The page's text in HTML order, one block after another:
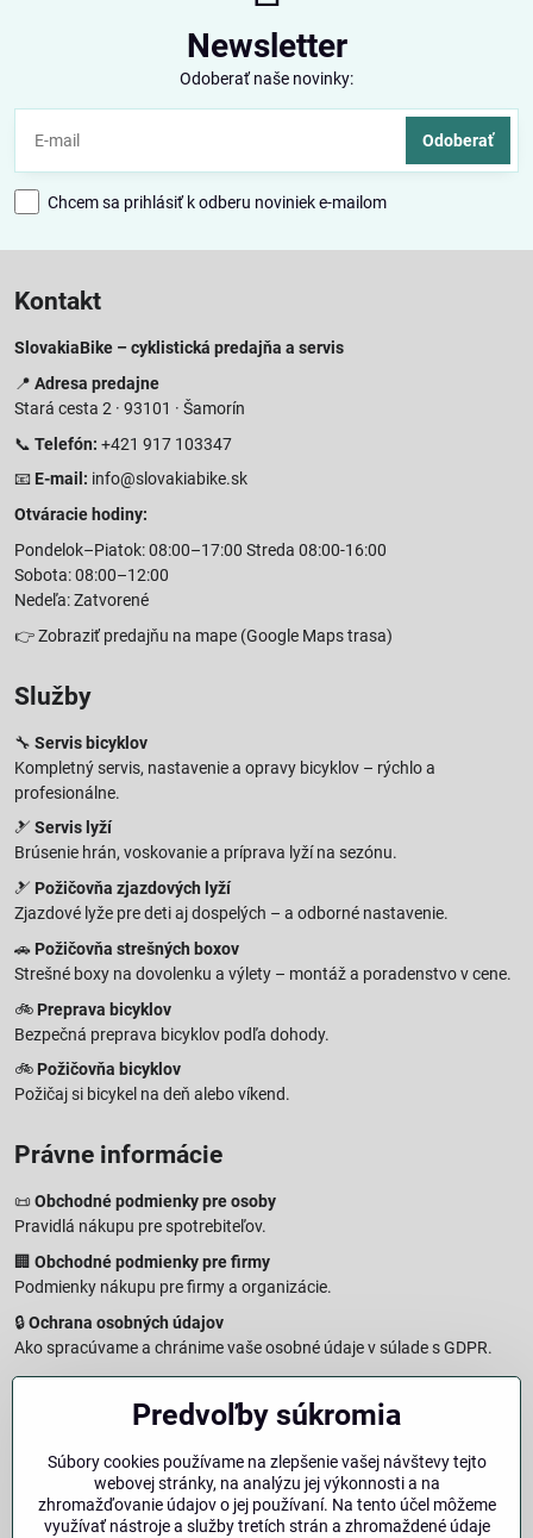
Newsletter
Odoberať naše novinky:
Odoberať
Chcem sa prihlásiť k odberu noviniek e-mailom
Kontakt
SlovakiaBike – cyklistická predajňa a servis
📍 Adresa predajne
Stará cesta 2 · 93101 · Šamorín
📞 Telefón: +421 917 103347
📧 E-mail: info@slovakiabike.sk
Otváracie hodiny:
Pondelok–Piatok: 08:00–17:00 Streda 08:00-16:00
Sobota: 08:00–12:00
Nedeľa: Zatvorené
👉Zobraziť predajňu na mape (Google Maps trasa)
Služby
🔧 Servis bicyklov
Kompletný servis, nastavenie a opravy bicyklov – rýchlo a
profesionálne.
🎿 Servis lyží
Brúsenie hrán, voskovanie a príprava lyží na sezónu.
🎿 Požičovňa zjazdových lyží
Zjazdové lyže pre deti aj dospelých – a odborné nastavenie.
🚗 Požičovňa strešných boxov
Strešné boxy na dovolenku a výlety – montáž a poradenstvo v cene.
🚲 Preprava bicyklov
Bezpečná preprava bicyklov podľa dohody.
🚲 Požičovňa bicyklov
Požičaj si bicykel na deň alebo víkend.
Právne informácie
📜 Obchodné podmienky pre osoby
Pravidlá nákupu pre spotrebiteľov.
🏢 Obchodné podmienky pre firmy
Podmienky nákupu pre firmy a organizácie.
🔒Ochrana osobných údajov
Ako spracúvame a chránime vaše osobné údaje v súlade s GDPR.
🧾Reklamačný formulár
Jednoduché podanie reklamácie
Vzorový formulár pre odstúpenie od zmluvy a vrátenie tovaru.
Právna doložka – Autorské práva
Informácie o ochrane obsahu, značiek a fotografií vrátane
Predvoľby súkromia
Súbory cookies používame na zlepšenie vašej návštevy tejto
webovej stránky, na analýzu jej výkonnosti a na
zhromažďovanie údajov o jej používaní. Na tento účel môžeme
využívať nástroje a služby tretích strán a zhromaždené údaje